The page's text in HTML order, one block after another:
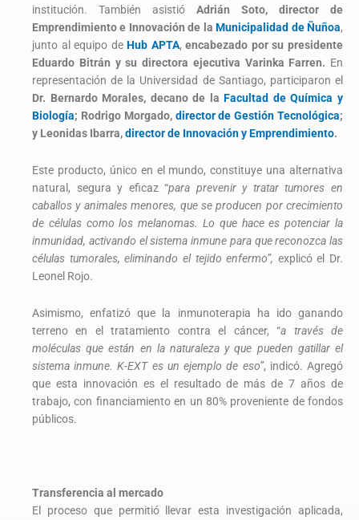
institución. También asistió Adrián Soto, director de
Emprendimiento e Innovación de laMunicipalidad de Ñuñoa,
junto al equipo deHub APTA, encabezado por su presidente
Eduardo Bitrán y su directora ejecutiva Varinka Farren. En
representación de la Universidad de Santiago, participaron el
Dr. Bernardo Morales, decano de laFacultad de Química y
Biología; Rodrigo Morgado, director de Gestión Tecnológica;
y Leonidas Ibarra,director de Innovación y Emprendimiento.
Este producto, único en el mundo, constituye una alternativa
natural, segura y eficaz “para prevenir y tratar tumores en
caballos y animales menores, que se producen por crecimiento
de células como los melanomas. Lo que hace es potenciar la
inmunidad, activando el sistema inmune para que reconozca las
células tumorales, eliminando el tejido enfermo”, explicó el Dr.
Leonel Rojo.
Asimismo, enfatizó que la inmunoterapia ha ido ganando
terreno en el tratamiento contra el cáncer, “a través de
moléculas que están en la naturaleza y que pueden gatillar el
sistema inmune. K-EXT es un ejemplo de eso”, indicó. Agregó
que esta innovación es el resultado de más de 7años de
trabajo, con financiamiento en un 80% proveniente de fondos
públicos.
Transferencia al mercado
El proceso que permitió llevar esta investigación aplicada,